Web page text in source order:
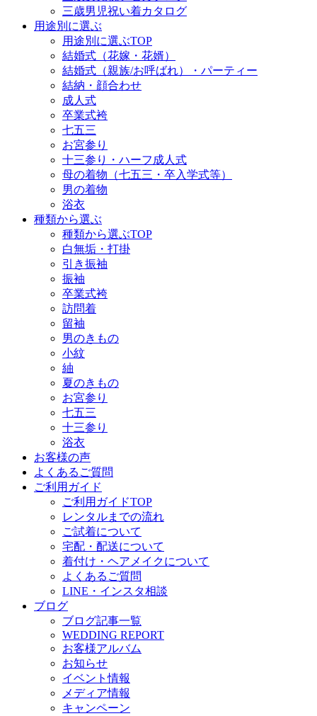
三歳男児祝い着カタログ
用途別に選ぶ
用途別に選ぶTOP
結婚式（花嫁・花婿）
結婚式（親族/お呼ばれ）・パーティー
結納・顔合わせ
成人式
卒業式袴
七五三
お宮参り
十三参り・ハーフ成人式
母の着物（七五三・卒入学式等）
男の着物
浴衣
種類から選ぶ
種類から選ぶTOP
白無垢・打掛
引き振袖
振袖
卒業式袴
訪問着
留袖
男のきもの
小紋
紬
夏のきもの
お宮参り
七五三
十三参り
浴衣
お客様の声
よくあるご質問
ご利用ガイド
ご利用ガイドTOP
レンタルまでの流れ
ご試着について
宅配・配送について
着付け・ヘアメイクについて
よくあるご質問
LINE・インスタ相談
ブログ
ブログ記事一覧
WEDDING REPORT
お客様アルバム
お知らせ
イベント情報
メディア情報
キャンペーン